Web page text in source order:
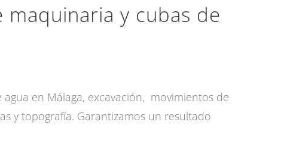
y cubas de
en Málaga, excavación, movimientos de
y topografía. Garantizamos un resultado